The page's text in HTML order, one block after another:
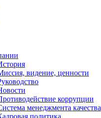
видение, ценности
коррупции
менеджмента качества
политика